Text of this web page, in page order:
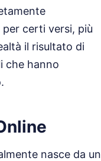
certi versi, più
il risultato di
che hanno
nasce da un